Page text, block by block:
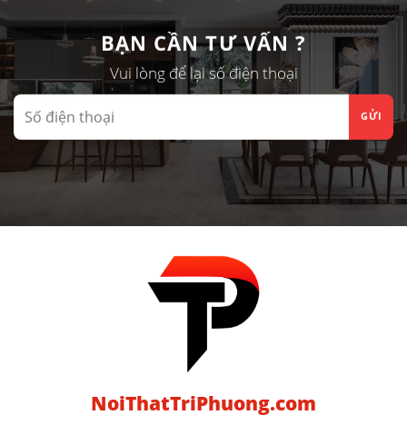
BẠN CẦN TƯ VẤN ?
Vui lòng để lại số điện thoại
NoiThatTriPhuong.com